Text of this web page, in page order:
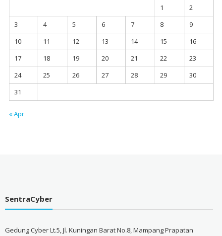
1
2
3
4 5 6 7 8
9
10
11 12 13 14 15
16
17
18 19 20 21 22
23
24
25 26 27 28 29
30
31
« Apr
SentraCyber
Gedung Cyber Lt.5, Jl. Kuningan Barat No.8, Mampang Prapatan